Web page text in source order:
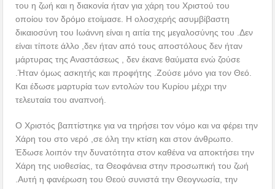
του η ζωή και η διακονία ήταν για χάρη του Χριστού του
οποίου τον δρόμο ετοίμασε. Η ολοσχερής ασυμβίβαστη
δικαιοσύνη του Ιωάννη είναι η αιτία της μεγαλοσύνης του .Δεν
είναι τίποτε άλλο ,δεν ήταν από τους αποστόλους δεν ήταν
μάρτυρας της Αναστάσεως , δεν έκανε θαύματα ενώ ζούσε
.Ήταν όμως ασκητής και προφήτης .Ζούσε μόνο για τον Θεό.
Και έδωσε μαρτυρία των εντολών του Κυρίου μέχρι την
τελευταία του αναπνοή.
Ο Χριστός βαπτίστηκε για να τηρήσει τον νόμο και να φέρει την
Χάρη του στο νερό ,σε όλη την κτίση και στον άνθρωπο.
Ἐδωσε λοιπόν την δυνατότητα στον καθένα να αποκτήσει την
Χάρη της υιοθεσίας, τα Θεοφάνεια στην προσωπική του ζωή
.Αυτή η φανέρωση του Θεού συνιστά την Θεογνωσία, την